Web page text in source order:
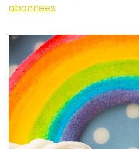
abonnees.